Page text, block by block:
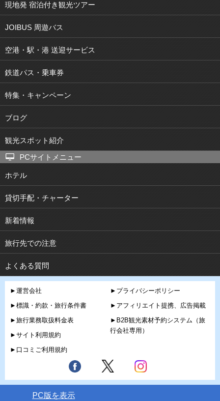
現地発 宿泊付き観光ツアー
JOIBUS 周遊バス
空港・駅・港 送迎サービス
鉄道パス・乗車券
特集・キャンペーン
ブログ
観光スポット紹介
PCサイトメニュー
ホテル
貸切手配・チャーター
新着情報
旅行先での注意
よくある質問
►運営会社
►標識・約款・旅行条件書
►旅行業務取扱料金表
►サイト利用規約
►口コミご利用規約
►プライバシーポリシー
►アフィリエイト提携、広告掲載
►B2B観光素材予約システム（旅
行会社専用）
PC版を表示